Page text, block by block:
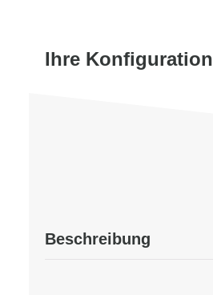
Ihre Konfiguration
Beschreibung